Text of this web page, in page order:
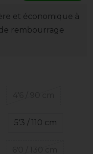
et économique à
rembourrage
5'3 / 110 cm